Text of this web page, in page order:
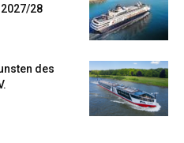
28
des